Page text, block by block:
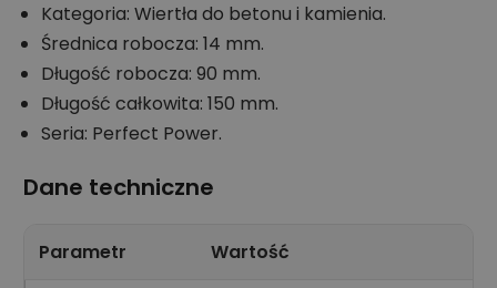
Kategoria: Wiertła do betonu i kamienia.
Średnica robocza: 14 mm.
Długość robocza: 90 mm.
Długość całkowita: 150 mm.
Seria: Perfect Power.
Dane techniczne
Parametr Wartość